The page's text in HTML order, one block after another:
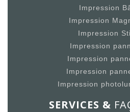
Impression
Impression
Impression
Impression
Impression
Impression
Impression
SERVICES &